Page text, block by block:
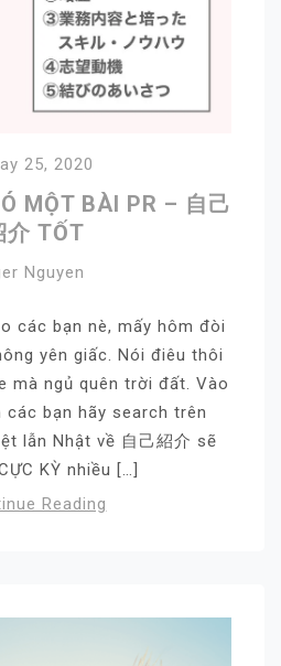
25, 2020
MỘT BÀI PR – 自己
介 TỐT
Nguyen
các bạn nè, mấy hôm đòi
yên giấc. Nói điêu thôi
mà ngủ quên trời đất. Vào
bạn hãy search trên
lẫn Nhật về 自己紹介 sẽ
KỲ nhiều […]
Reading